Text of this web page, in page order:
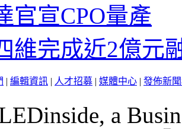
官宣CPO量產
維完成近2億元
| 編輯資訊 | 人才招募 | 媒體中心 | 發佈新
a